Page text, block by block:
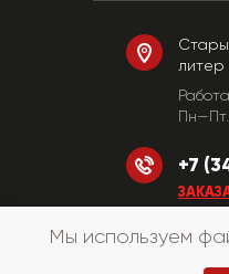
литер
+7
Мы используем